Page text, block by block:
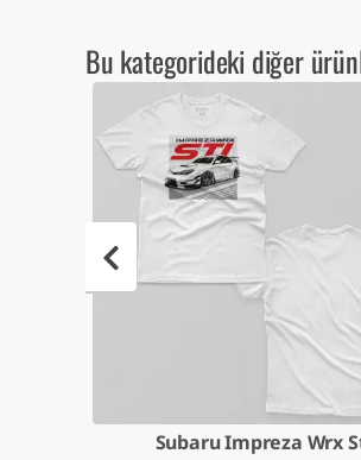
Bu kategorideki diğer
Subaru Impreza Wrx